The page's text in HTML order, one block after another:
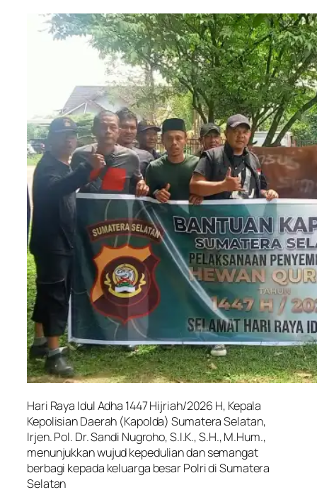
Hari Raya Idul Adha 1447 Hijriah/2026 H, Kepala
Kepolisian Daerah (Kapolda) Sumatera Selatan,
Irjen. Pol. Dr. Sandi Nugroho, S.I.K., S.H., M.Hum.,
menunjukkan wujud kepedulian dan semangat
berbagi kepada keluarga besar Polri di Sumatera
Selatan